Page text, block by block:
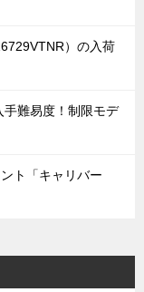
）の入荷
手難易度！制限モデ
ト「キャリバー